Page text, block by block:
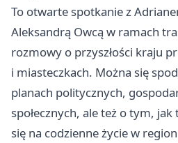
To otwarte spotkanie z
Aleksandrą Owcą w ramach
rozmowy o przyszłości kraju
i miasteczkach. Można się
planach politycznych,
społecznych, ale też o tym,
się na codzienne życie w